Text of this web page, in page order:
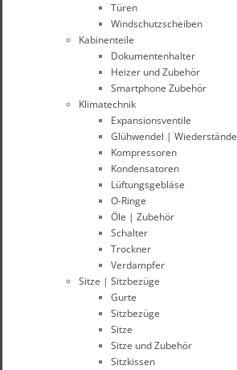
Türen
Windschutzscheiben
Kabinenteile
Dokumentenhalter
Heizer und Zubehör
Smartphone Zubehör
Klimatechnik
Expansionsventile
Glühwendel | Wiederstände
Kompressoren
Kondensatoren
Lüftungsgebläse
O-Ringe
Öle | Zubehör
Schalter
Trockner
Verdampfer
Sitze | Sitzbezüge
Gurte
Sitzbezüge
Sitze
Sitze und Zubehör
Sitzkissen